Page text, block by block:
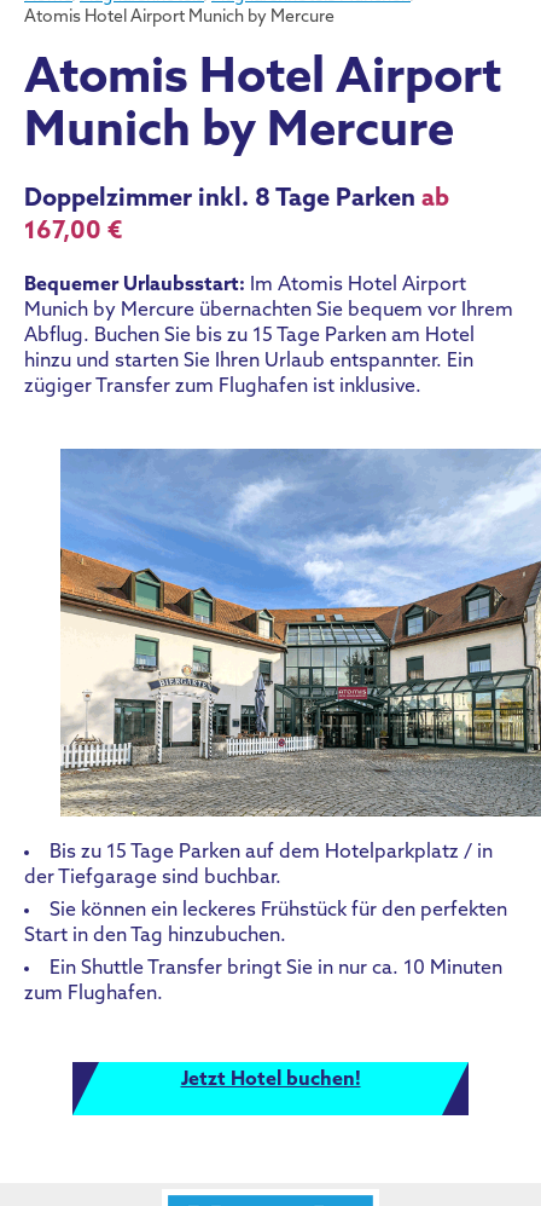
Atomis Hotel Airport Munich by Mercure
Atomis Hotel Airport
Munich by Mercure
Doppelzimmer inkl. 8 Tage Parken ab
167,00 €
Bequemer Urlaubsstart: Im Atomis Hotel Airport
Munich by Mercure übernachten Sie bequem vor Ihrem
Abflug. Buchen Sie bis zu 15 Tage Parken am Hotel
hinzu und starten Sie Ihren Urlaub entspannter. Ein
zügiger Transfer zum Flughafen ist inklusive.
Bis zu 15 Tage Parken auf dem Hotelparkplatz / in
der Tiefgarage sind buchbar.
Sie können ein leckeres Frühstück für den perfekten
Start in den Tag hinzubuchen.
Ein Shuttle Transfer bringt Sie in nur ca. 10 Minuten
zum Flughafen.
Jetzt Hotel buchen!